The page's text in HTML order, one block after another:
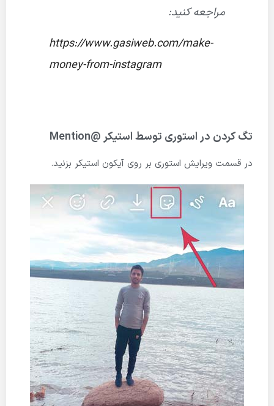
مراجعه کنید:
https://www.gasiweb.com/make-
money-from-instagram
تگ کردن در استوری توسط استیکر @Mention
در قسمت ویرایش استوری بر روی آیکون استیکر بزنید.